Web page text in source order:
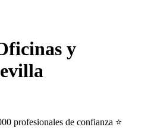
y
profesionales de confianza ⭐️